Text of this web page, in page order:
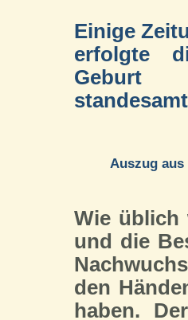
Einige
erfolgte
Geburt
Auszug aus
Wie üblich
und die
den
haben.